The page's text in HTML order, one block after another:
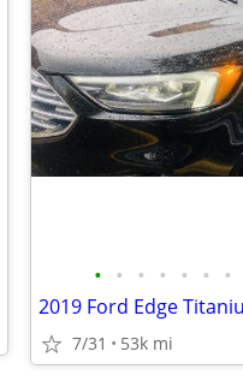
• • • • • • •
7/31 53k mi